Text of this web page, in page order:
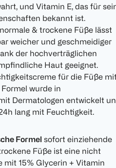
und Vitamin E, das für
bekannt ist.
& trockene Füße lässt
weicher und geschmeidiger
der hochverträglichen
Haut geeignet.
für die Füße
wurde in
Dermatologen entwickelt
lang mit Feuchtigkeit.
Formel sofort einziehende
Füße ist eine nicht
mit 15% Glycerin + Vitamin